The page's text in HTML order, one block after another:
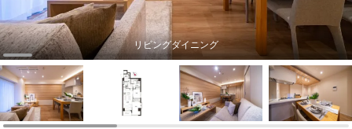
リビングダイニング